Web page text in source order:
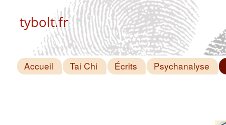
tybolt.fr
Accueil Tai Chi Écrits Psychanalyse